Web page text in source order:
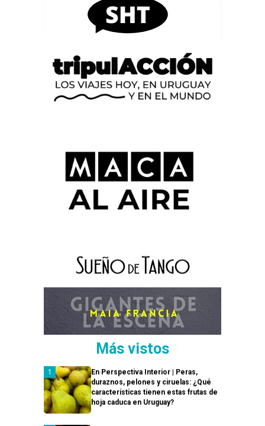
Más vistos
En Perspectiva Interior | Peras,
duraznos, pelones y ciruelas: ¿Qué
características tienen estas frutas de
hoja caduca en Uruguay?